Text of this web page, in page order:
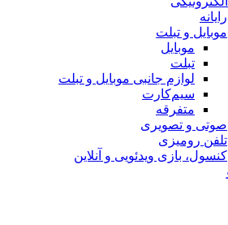
رایانه
موبایل و تبلت
موبایل
تبلت
لوازم جانبی موبایل و تبلت
سیم‌کارت
متفرقه
صوتی و تصویری
تلفن رومیزی
کنسول، بازی‌ ویدئویی و آنلاین